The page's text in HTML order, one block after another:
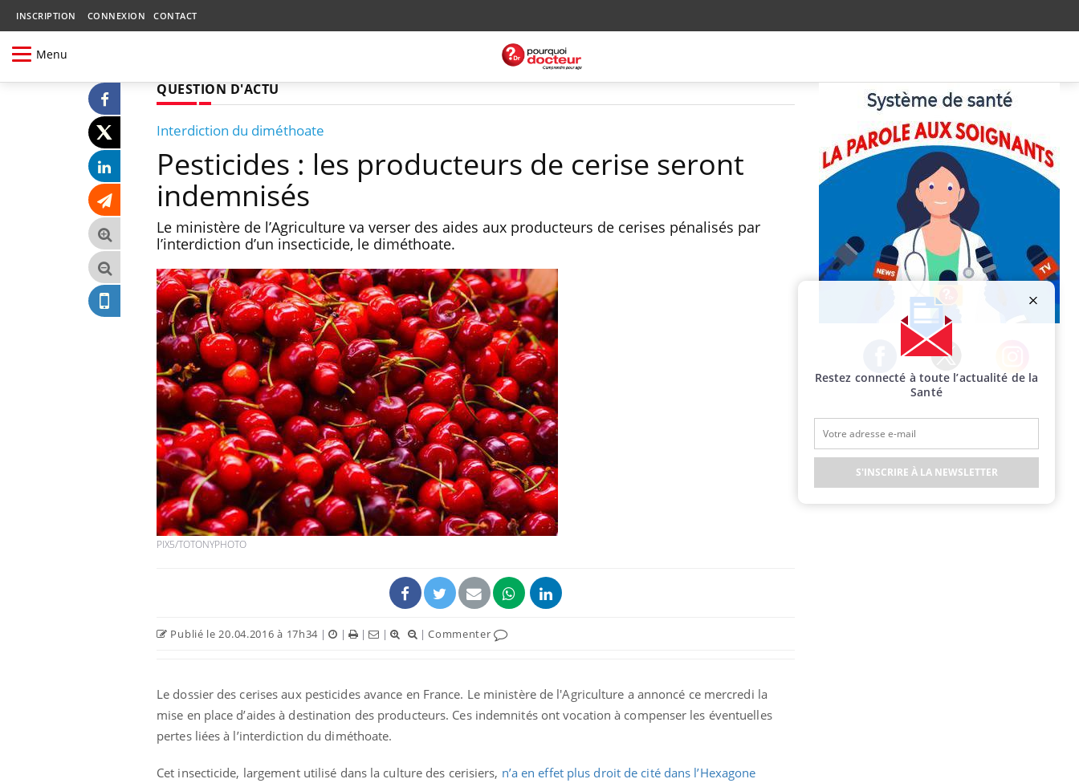
INSCRIPTION CONNEXION CONTACT
Menu
QUESTION D'ACTU
Interdiction du diméthoate
Pesticides : les producteurs de cerise seront
indemnisés
Le ministère de l’Agriculture va verser des aides aux producteurs de cerises pénalisés par
l’interdiction d’un insecticide, le diméthoate.
PIX5/TOTONYPHOTO
Publié le 20.04.2016 à 17h34 | | | | |Commenter
Le dossier des cerises aux pesticides avance en France. Le ministère de l'Agriculture a annoncé ce mercredi la
mise en place d’aides à destination des producteurs. Ces indemnités ont vocation à compenser les éventuelles
pertes liées à l’interdiction du diméthoate.
Cet insecticide, largement utilisé dans la culture des cerisiers, n’a en effet plus droit de cité dans l’Hexagone
Facebook Twitter Instagram
Restez connecté à toute l’actualité de la
Santé
S'INSCRIRE À LA NEWSLETTER